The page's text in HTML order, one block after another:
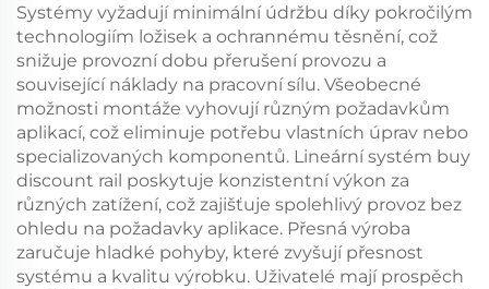
Systémy vyžadují minimální údržbu díky pokročilým
technologiím ložisek a ochrannému těsnění, což
snižuje provozní dobu přerušení provozu a
související náklady na pracovní sílu. Všeobecné
možnosti montáže vyhovují různým požadavkům
aplikací, což eliminuje potřebu vlastních úprav nebo
specializovaných komponentů. Lineární systém buy
discount rail poskytuje konzistentní výkon za
různých zatížení, což zajišťuje spolehlivý provoz bez
ohledu na požadavky aplikace. Přesná výroba
zaručuje hladké pohyby, které zvyšují přesnost
systému a kvalitu výrobku. Uživatelé mají prospěch